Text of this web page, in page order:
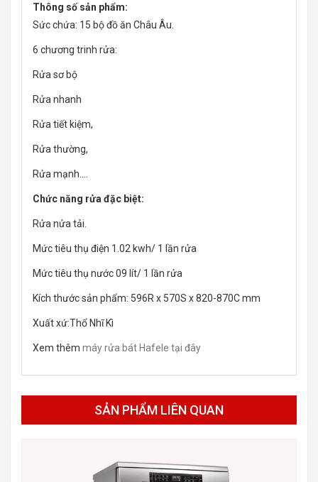
Thông số sản phẩm:
Sức chứa: 15 bộ đồ ăn Châu Âu.
6 chương trinh rửa:
Rửa sơ bộ
Rửa nhanh
Rửa tiết kiệm,
Rửa thường,
Rửa mạnh….
Chức năng rửa đặc biệt:
Rửa nửa tải.
Mức tiêu thụ điện 1.02 kwh/ 1 lần rửa
Mức tiêu thụ nước 09 lít/ 1 lần rửa
Kích thước sản phẩm: 596R x 570S x 820-870C mm
Xuất xứ:Thổ Nhĩ Kì
Xem thêm máy rửa bát Hafele tại đây
SẢN PHẨM LIÊN QUAN